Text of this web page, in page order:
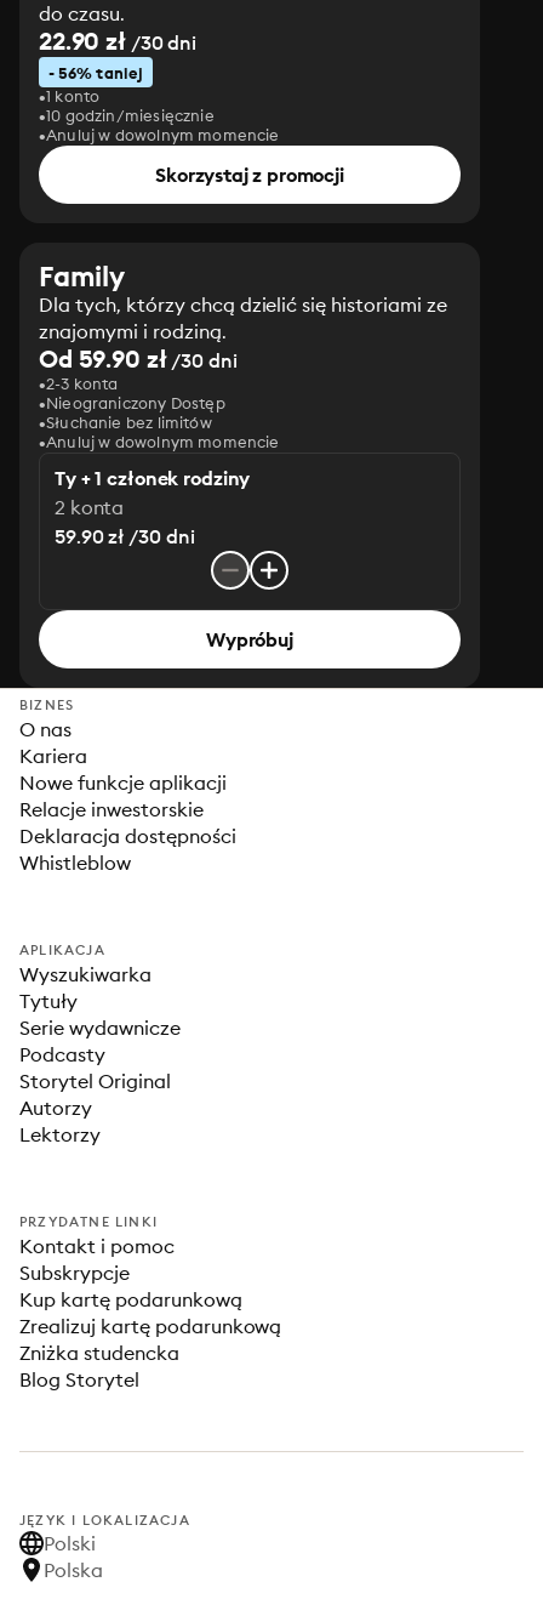
do czasu.
22.90 zł/30 dni
- 56% taniej
1 konto
10 godzin/miesięcznie
Anuluj w dowolnym momencie
Skorzystaj z promocji
Family
Dla tych, którzy chcą dzielić się historiami ze
znajomymi i rodziną.
Od 59.90 zł/30 dni
2-3 konta
Nieograniczony Dostęp
Słuchanie bez limitów
Anuluj w dowolnym momencie
Ty + 1 członek rodziny
2 konta
59.90 zł /30 dni
Wypróbuj
BIZNES
O nas
Kariera
Nowe funkcje aplikacji
Relacje inwestorskie
Deklaracja dostępności
Whistleblow
APLIKACJA
Wyszukiwarka
Tytuły
Serie wydawnicze
Podcasty
Storytel Original
Autorzy
Lektorzy
PRZYDATNE LINKI
Kontakt i pomoc
Subskrypcje
Kup kartę podarunkową
Zrealizuj kartę podarunkową
Zniżka studencka
Blog Storytel
JĘZYK I LOKALIZACJA
Polski
Polska